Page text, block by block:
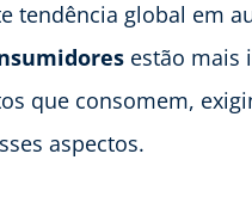
tendência global em
estão mais
que consomem,
aspectos.